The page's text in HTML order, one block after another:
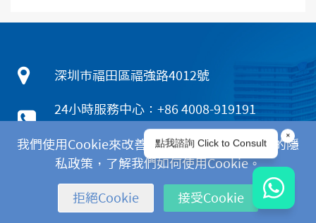
我們使用Cookie來改善您的體驗。請閱讀我們的隱
私政策，了解我們如何使用Cookie。
拒絕Cookie 接受Cookie
深圳市福田區福強路4012號
24小時服務中心：+86 4008-919191
香港客服熱線：+852 5801 1515
WhatsApp：+852 6672 3463
隱私政策 | 免責聲明 | Cookies政策 |